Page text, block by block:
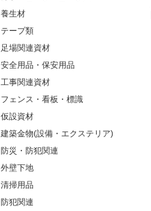
養生材
テープ類
足場関連資材
安全用品・保安用品
工事関連資材
フェンス・看板・標識
仮設資材
建築金物(設備・エクステリア)
防災・防犯関連
外壁下地
清掃用品
防犯関連